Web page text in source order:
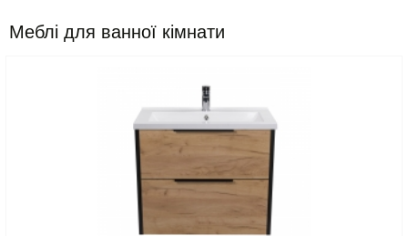
Меблі для ванної кімнати